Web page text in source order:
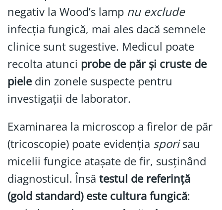
negativ la Wood’s lamp nu exclude
infecția fungică, mai ales dacă semnele
clinice sunt sugestive. Medicul poate
recolta atunci probe de păr și cruste de
pieledin zonele suspecte pentru
investigații de laborator.
Examinarea la microscop a firelor de păr
(tricoscopie) poate evidenția sporisau
micelii fungice atașate de fir, susținând
diagnosticul. Însă testul de referință
(gold standard) este cultura fungică: